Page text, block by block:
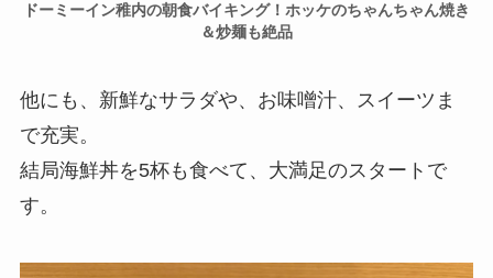
ドーミーイン稚内の朝食バイキング！ホッケのちゃんちゃん焼き
＆炒麺も絶品
他にも、新鮮なサラダや、お味噌汁、スイーツま
で充実。
結局海鮮丼を5杯も食べて、大満足のスタートで
す。